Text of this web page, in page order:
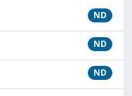
ND
ND
ND